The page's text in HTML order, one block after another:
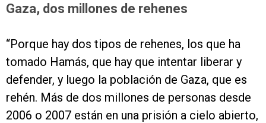
Gaza, dos millones de rehenes
“Porque hay dos tipos de rehenes, los que ha
tomado Hamás, que hay que intentar liberar y
defender, y luego la población de Gaza, que es
rehén. Más de dos millones de personas desde
2006 o 2007 están en una prisión a cielo abierto,